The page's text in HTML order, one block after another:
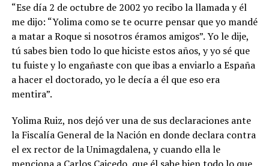
“Ese día 2 de octubre de 2002 yo recibo la llamada y él
me dijo: “Yolima como se te ocurre pensar que yo mandé
a matar a Roque si nosotros éramos amigos”. Yo le dije,
tú sabes bien todo lo que hiciste estos años, y yo sé que
tu fuiste y lo engañaste con que ibas a enviarlo a España
a hacer el doctorado, yo le decía a él que eso era
mentira”.
Yolima Ruiz, nos dejó ver una de sus declaraciones ante
la Fiscalía General de la Nación en donde declara contra
el ex rector de la Unimagdalena, y cuando ella le